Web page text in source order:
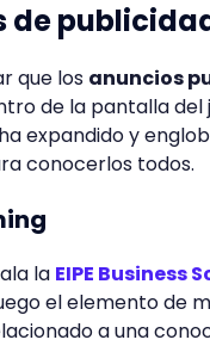
de
que los anuncios
de la pantalla del
expandido y
conocerlos todos.
la EIPE Business
el elemento de
a una